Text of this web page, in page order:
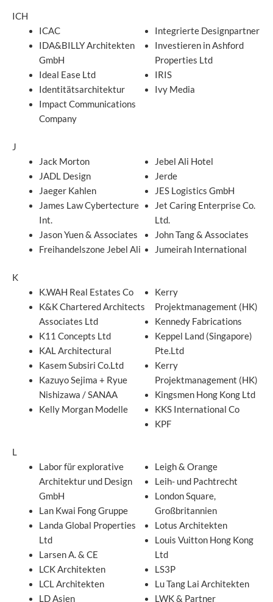
ICH
ICAC
IDA&BILLY Architekten
GmbH
Ideal Ease Ltd
Identitätsarchitektur
Impact Communications
Company
Integrierte Designpartner
Investieren in Ashford
Properties Ltd
IRIS
Ivy Media
J
Jack Morton
JADL Design
Jaeger Kahlen
James Law Cybertecture
Int.
Jason Yuen & Associates
Freihandelszone Jebel Ali
Jebel Ali Hotel
Jerde
JES Logistics GmbH
Jet Caring Enterprise Co.
Ltd.
John Tang & Associates
Jumeirah International
K
K.WAH Real Estates Co
K&K Chartered Architects
Associates Ltd
K11 Concepts Ltd
KAL Architectural
Kasem Subsiri Co.Ltd
Kazuyo Sejima + Ryue
Nishizawa / SANAA
Kelly Morgan Modelle
Kerry
Projektmanagement (HK)
Kennedy Fabrications
Keppel Land (Singapore)
Pte.Ltd
Kerry
Projektmanagement (HK)
Kingsmen Hong Kong Ltd
KKS International Co
KPF
L
Labor für explorative
Architektur und Design
GmbH
Lan Kwai Fong Gruppe
Landa Global Properties
Ltd
Larsen A. & CE
LCK Architekten
LCL Architekten
LD Asien
Leigh & Orange
Leih- und Pachtrecht
London Square,
Großbritannien
Lotus Architekten
Louis Vuitton Hong Kong
Ltd
LS3P
Lu Tang Lai Architekten
LWK & Partner